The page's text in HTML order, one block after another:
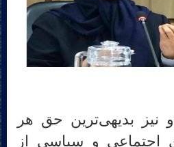
نیز بدیهی‌ترین حق هر
اجتماعی و سیاسی از